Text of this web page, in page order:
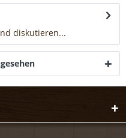
diskutieren...